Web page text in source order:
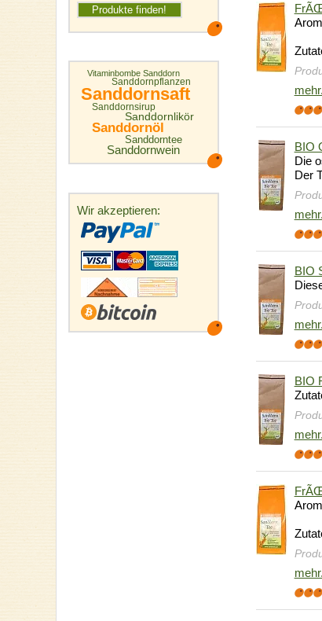
Vitaminbombe Sanddorn
Sanddornpflanzen
Sanddornsaft
Sanddornsirup
Sanddornlikör
Sanddornöl
Sanddorntee
Sanddornwein
Wir akzeptieren:
BIO
Die
Der
BIO
BIO